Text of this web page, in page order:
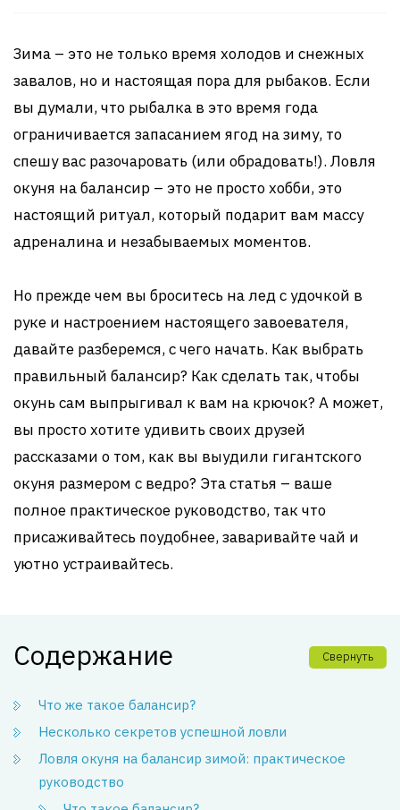
Зима – это не только время холодов и снежных
завалов, но и настоящая пора для рыбаков. Если
вы думали, что рыбалка в это время года
ограничивается запасанием ягод на зиму, то
спешу вас разочаровать (или обрадовать!). Ловля
окуня на балансир – это не просто хобби, это
настоящий ритуал, который подарит вам массу
адреналина и незабываемых моментов.
Но прежде чем вы броситесь на лед с удочкой в
руке и настроением настоящего завоевателя,
давайте разберемся, с чего начать. Как выбрать
правильный балансир? Как сделать так, чтобы
окунь сам выпрыгивал к вам на крючок? А может,
вы просто хотите удивить своих друзей
рассказами о том, как вы выудили гигантского
окуня размером с ведро? Эта статья – ваше
полное практическое руководство, так что
присаживайтесь поудобнее, заваривайте чай и
уютно устраивайтесь.
Содержание Свернуть
Что же такое балансир?
Несколько секретов успешной ловли
Ловля окуня на балансир зимой: практическое
руководство